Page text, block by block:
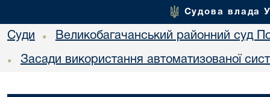
Судова влада
Суди • Великобагачанський районний суд
• Засади використання автоматизованої